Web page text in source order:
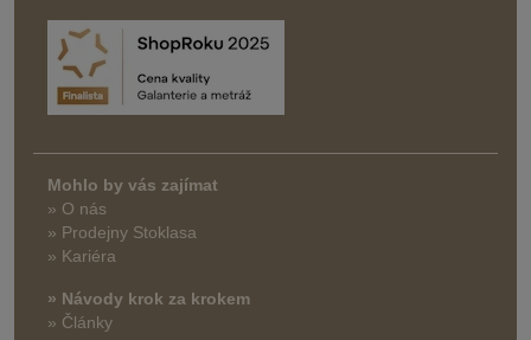
Mohlo by vás zajímat
» O nás
» Prodejny Stoklasa
» Kariéra
» Návody krok za krokem
» Články